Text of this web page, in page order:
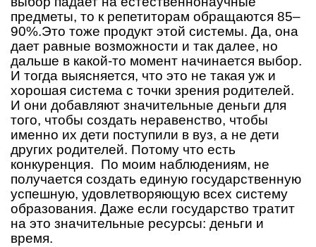
предметы, то к репетиторам обращаются 85–
90%.Это тоже продукт этой системы. Да, она
дает равные возможности и так далее, но
дальше в какой-то момент начинается выбор.
И тогда выясняется, что это не такая уж и
хорошая система с точки зрения родителей.
И они добавляют значительные деньги для
того, чтобы создать неравенство, чтобы
именно их дети поступили в вуз, а не дети
других родителей. Потому что есть
конкуренция. По моим наблюдениям, не
получается создать единую государственную
успешную, удовлетворяющую всех систему
образования. Даже если государство тратит
на это значительные ресурсы: деньги и
время.